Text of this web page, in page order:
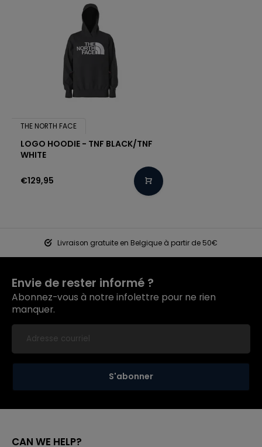
THE NORTH FACE
LOGO HOODIE - TNF BLACK/TNF
WHITE
€129,95
Livraison gratuite en Belgique à partir de 50€
Envie de rester informé ?
Abonnez-vous à notre infolettre pour ne rien
manquer.
S'abonner
CAN WE HELP?